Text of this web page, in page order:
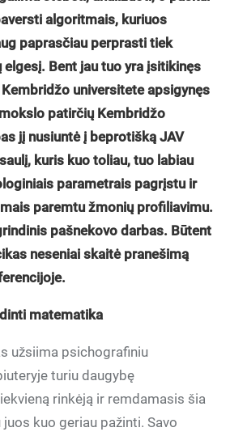
algoritmais, kuriuos
paprasčiau perprasti tiek
elgesį. Bent jau tuo yra įsitikinęs
universitete apsigynęs
patirčių Kembridžo
jį nusiuntė į beprotišką JAV
kuris kuo toliau, tuo labiau
parametrais pagrįstu ir
paremtu žmonių profiliavimu.
pašnekovo darbas. Būtent
neseniai skaitė pranešimą
matematika
užsiima psichografiniu
turiu daugybę
rinkėją ir remdamasis šia
kuo geriau pažinti. Savo